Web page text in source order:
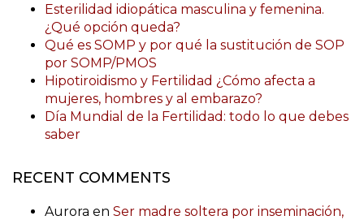
Esterilidad idiopática masculina y femenina.
¿Qué opción queda?
Qué es SOMP y por qué la sustitución de SOP
por SOMP/PMOS
Hipotiroidismo y Fertilidad ¿Cómo afecta a
mujeres, hombres y al embarazo?
Día Mundial de la Fertilidad: todo lo que debes
saber
RECENT COMMENTS
Aurora en Ser madre soltera por inseminación,